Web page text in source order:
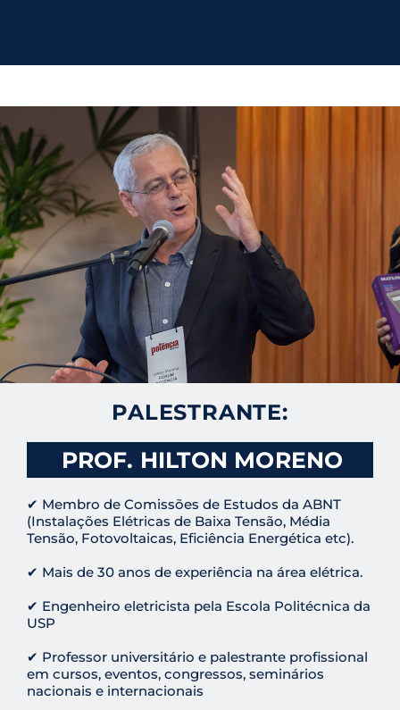
PALESTRANTE:
PROF. HILTON MORENO
✔ Membro de Comissões de Estudos da ABNT
(Instalações Elétricas de Baixa Tensão, Média
Tensão, Fotovoltaicas, Eficiência Energética etc).
✔ Mais de 30 anos de experiência na área elétrica.
✔ Engenheiro eletricista pela Escola Politécnica da
USP
✔ Professor universitário e palestrante profissional
em cursos, eventos, congressos, seminários
nacionais e internacionais